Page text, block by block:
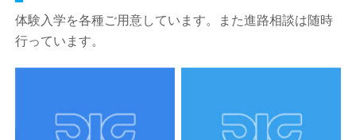
体験入学を各種ご用意しています。また進路相談は随時
行っています。